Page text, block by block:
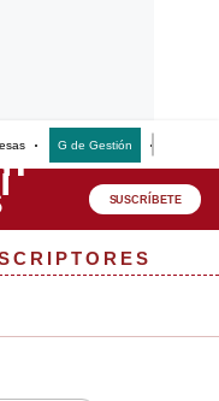
G de Gestión
SUSCRÍBETE